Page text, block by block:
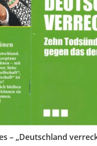
– „Deutschland